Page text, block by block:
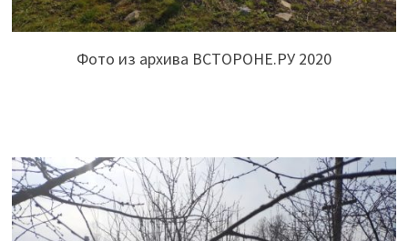
Фото из архива ВСТОРОНЕ.РУ 2020